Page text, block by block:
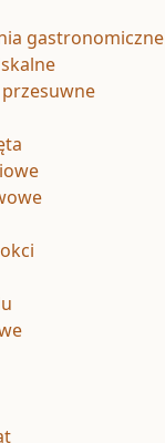
gastronomiczne
przesuwne